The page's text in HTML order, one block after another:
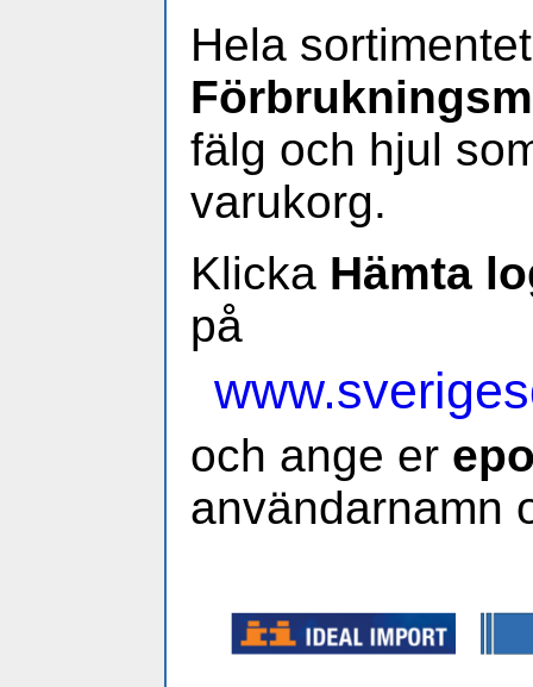
Hela
fälg och hjul
varukorg.
Klicka Hämta
på
och ange er
användarnamn